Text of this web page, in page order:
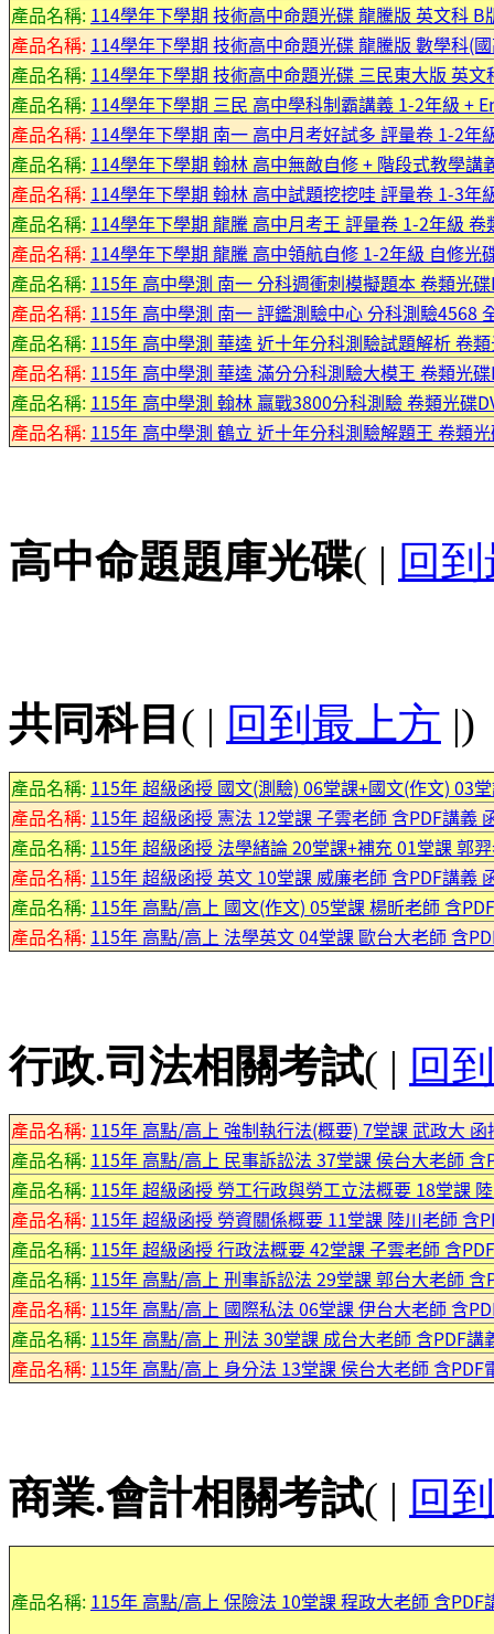
產品名稱: 114學年下學期 技術高中命題光碟 龍騰版 英文科
產品名稱: 114學年下學期 技術高中命題光碟 龍騰版 數學科(
產品名稱: 114學年下學期 技術高中命題光碟 三民東大版 英
產品名稱: 114學年下學期 三民 高中學科制霸講義 1-2年級 +
產品名稱: 114學年下學期 南一 高中月考好試多 評量卷 1-2年
產品名稱: 114學年下學期 翰林 高中無敵自修 + 階段式教學講
產品名稱: 114學年下學期 翰林 高中試題挖挖哇 評量卷 1-3年
產品名稱: 114學年下學期 龍騰 高中月考王 評量卷 1-2年級 卷
產品名稱: 114學年下學期 龍騰 高中領航自修 1-2年級 自修光
產品名稱: 115年 高中學測 南一 分科週衝刺模擬題本 卷類光碟
產品名稱: 115年 高中學測 南一 評鑑測驗中心 分科測驗4568
產品名稱: 115年 高中學測 華逵 近十年分科測驗試題解析 卷
產品名稱: 115年 高中學測 華逵 滿分分科測驗大模王 卷類光碟
產品名稱: 115年 高中學測 翰林 贏戰3800分科測驗 卷類光碟
產品名稱: 115年 高中學測 鶴立 近十年分科測驗解題王 卷類
高中命題題庫光碟( | 回
共同科目 ( | 回到最上方 |)
產品名稱: 115年 超級函授 國文(測驗) 06堂課+國文(作文) 03
產品名稱: 115年 超級函授 憲法 12堂課 子雲老師 含PDF講義
產品名稱: 115年 超級函授 法學緒論 20堂課+補充 01堂課 郭
產品名稱: 115年 超級函授 英文 10堂課 威廉老師 含PDF講義
產品名稱: 115年 高點/高上 國文(作文) 05堂課 楊昕老師 含
產品名稱: 115年 高點/高上 法學英文 04堂課 歐台大老師 含
行政.司法相關考試( | 回
產品名稱: 115年 高點/高上 強制執行法(概要) 7堂課 武政大
產品名稱: 115年 高點/高上 民事訴訟法 37堂課 侯台大老師
產品名稱: 115年 超級函授 勞工行政與勞工立法概要 18堂課
產品名稱: 115年 超級函授 勞資關係概要 11堂課 陸川老師 含
產品名稱: 115年 超級函授 行政法概要 42堂課 子雲老師 含
產品名稱: 115年 高點/高上 刑事訴訟法 29堂課 郭台大老師
產品名稱: 115年 高點/高上 國際私法 06堂課 伊台大老師 含
產品名稱: 115年 高點/高上 刑法 30堂課 成台大老師 含PDF
產品名稱: 115年 高點/高上 身分法 13堂課 侯台大老師 含
商業.會計相關考試( | 回
產品名稱: 115年 高點/高上 保險法 10堂課 程政大老師 含